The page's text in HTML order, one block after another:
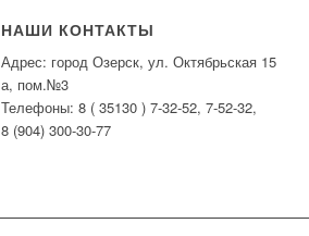
НАШИ КОНТАКТЫ
Адрес: город Озерск, ул. Октябрьская 15
а, пом.№3
Телефоны: 8 ( 35130 ) 7-32-52, 7-52-32,
8 (904) 300-30-77